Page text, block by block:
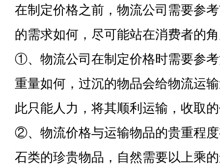
在制定价格之前，物流公司需要参
的需求如何，尽可能站在消费者的
①、物流公司在制定价格时需要参
重量如何，过沉的物品会给物流运
此只能人力，将其顺利运输，收取
②、物流价格与运输物品的贵重程
石类的珍贵物品，自然需要以上乘